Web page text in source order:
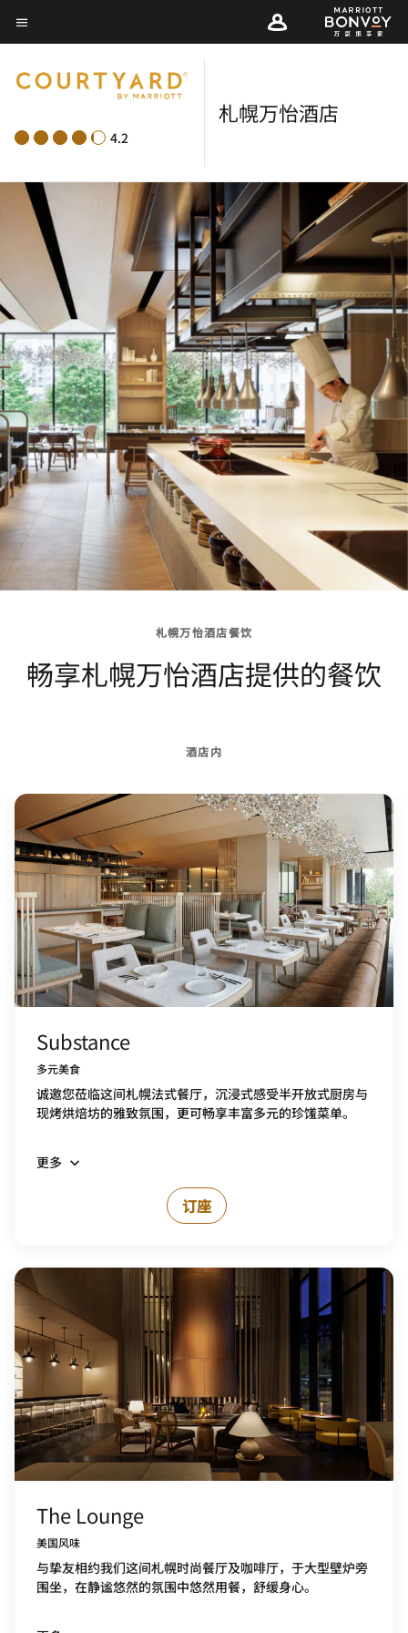
Skip
to
content
菜单文本
4.2
札幌万怡酒店
札幌万怡酒店餐饮
畅享札幌万怡酒店提供的餐饮
酒店内
Substance
多元美食
诚邀您莅临这间札幌法式餐厅，沉浸式感受半开放式厨房与
现烤烘焙坊的雅致氛围，更可畅享丰富多元的珍馐菜单。
更多
订座
The Lounge
美国风味
与挚友相约我们这间札幌时尚餐厅及咖啡厅，于大型壁炉旁
围坐，在静谧悠然的氛围中悠然用餐，舒缓身心。